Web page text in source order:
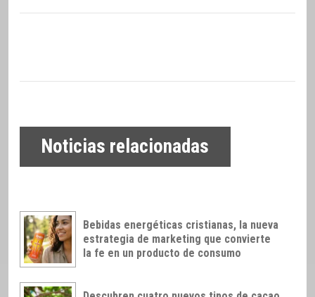
Noticias relacionadas
Bebidas energéticas cristianas, la nueva
estrategia de marketing que convierte
la fe en un producto de consumo